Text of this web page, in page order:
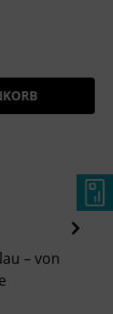
– von